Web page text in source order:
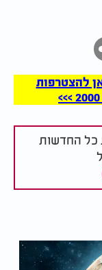
להצטרפות
כל החדשות